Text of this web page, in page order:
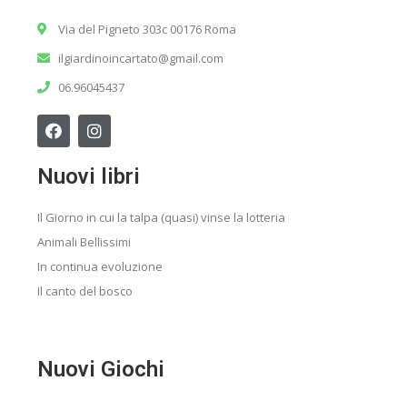
Via del Pigneto 303c 00176 Roma
ilgiardinoincartato@gmail.com
06.96045437
Nuovi libri
Il Giorno in cui la talpa (quasi) vinse la lotteria
Animali Bellissimi
In continua evoluzione
Il canto del bosco
Nuovi Giochi